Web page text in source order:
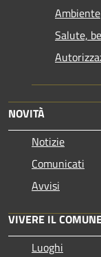
Ambiente
Salute,
NOVITÀ
Notizie
Comunicati
Avvisi
VIVERE IL
Luoghi